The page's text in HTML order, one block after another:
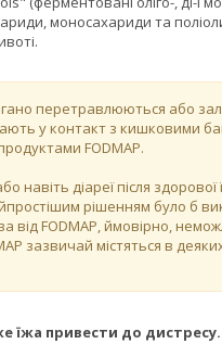
моносахариди та
перетравлюються або
у контакт з кишковими
FODMAP.
діареї після здорової
рішенням було б
від FODMAP, ймовірно,
зазвичай містяться в
їжа привести до дистресу.